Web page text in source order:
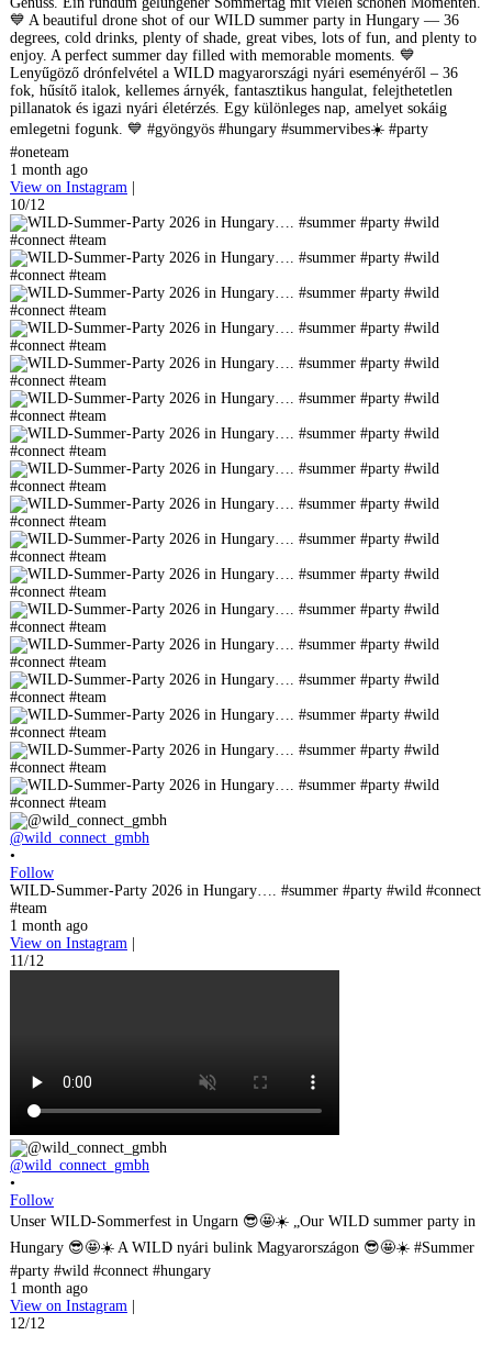
💙 A beautiful drone shot of our WILD summer party in Hungary — 36
degrees, cold drinks, plenty of shade, great vibes, lots of fun, and plenty to
enjoy. A perfect summer day filled with memorable moments. 💙
Lenyűgöző drónfelvétel a WILD magyarországi nyári eseményéről – 36
fok, hűsítő italok, kellemes árnyék, fantasztikus hangulat, felejthetetlen
pillanatok és igazi nyári életérzés. Egy különleges nap, amelyet sokáig
emlegetni fogunk. 💙 #gyöngyös #hungary #summervibes☀️ #party
#oneteam
1 month ago
View on Instagram |
10/12
@wild_connect_gmbh
•
Follow
WILD-Summer-Party 2026 in Hungary…. #summer #party #wild #connect
#team
1 month ago
View on Instagram |
11/12
@wild_connect_gmbh
•
Follow
Unser WILD-Sommerfest in Ungarn 😎🤩☀️ „Our WILD summer party in
Hungary 😎🤩☀️ A WILD nyári bulink Magyarországon 😎🤩☀️ #Summer
#party #wild #connect #hungary
1 month ago
View on Instagram |
12/12